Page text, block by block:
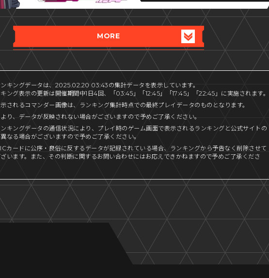
MORE
キングデータは、2025.02.20 03:43の集計データを表示しています。
ング表示の更新は開催期間中1日4回、「03:45」「12:45」「17:45」「22:45」に実施されます。
されるコマンダー画像は、ランキング集計時点での最終プレイデータのものとなります。
り、データが反映されない場合がございますので予めご了承ください。
キングデータの通信状況により、プレイ時のゲーム画面で表示されるランキングと公式サイトの
なる場合がございますので予めご了承ください。
カードに公序・良俗に反するデータが記録されている場合、ランキングから予告なく削除させて
います。また、その判断に関するお問い合わせにはお応えできかねますので予めご了承くださ